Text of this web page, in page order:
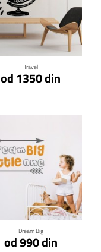
Travel
od 1350 din
Klikni za detalje
Dream Big
od 990 din
Klikni za detalje